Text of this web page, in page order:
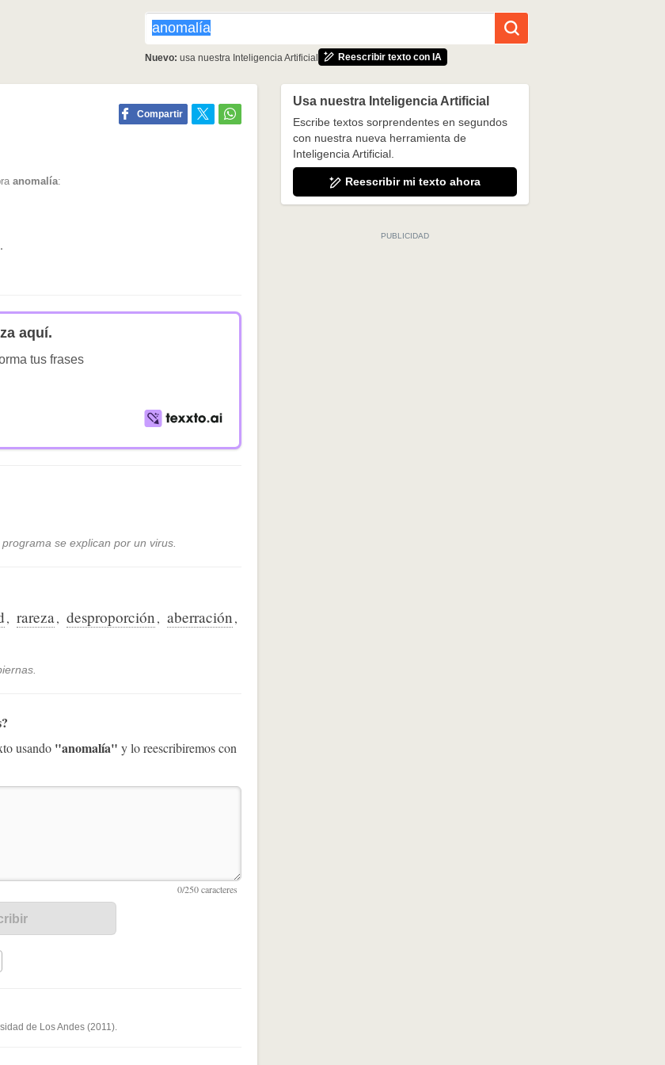
Nuevo: usa nuestra Inteligencia Artificial Reescribir texto con IA
Compartir
anomalía:
.
aquí.
tus frases
se explican por un virus.
, rareza, desproporción, aberración,
usando "anomalía" y lo reescribiremos con
de Los Andes (2011).
Usa nuestra Inteligencia Artificial
Escribe textos sorprendentes en segundos
con nuestra nueva herramienta de
Inteligencia Artificial.
Reescribir mi texto ahora